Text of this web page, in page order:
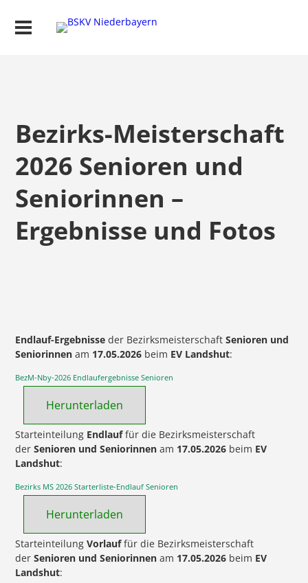
Bezirks-Meisterschaft
2026 Senioren und
Seniorinnen –
Ergebnisse und Fotos
Endlauf-Ergebnisseder BezirksmeisterschaftSenioren und
Seniorinnen am 17.05.2026 beim EV Landshut:
BezM-Nby-2026 Endlaufergebnisse Senioren
Herunterladen
Starteinteilung Endlauffür die Bezirksmeisterschaft
derSenioren und Seniorinnen am 17.05.2026 beim EV
Landshut:
Bezirks MS 2026 Starterliste-Endlauf Senioren
Herunterladen
StarteinteilungVorlauffür die Bezirksmeisterschaft
derSenioren und Seniorinnen am 17.05.2026 beim EV
Landshut: